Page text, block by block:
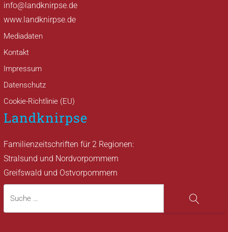
info@landknirpse.de
www.landknirpse.de
Mediadaten
Kontakt
Impressum
Datenschutz
Cookie-Richtlinie (EU)
Landknirpse
Familienzeitschriften für 2 Regionen:
Stralsund und Nordvorpommern
Greifswald und Ostvorpommern
Suche
Suche